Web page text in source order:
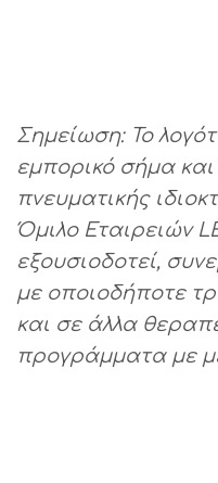
Σημείωση: Το
εμπορικό σήμα
πνευματικής
Όμιλο Εταιρειών
εξουσιοδοτεί,
με οποιοδήποτε
και σε άλλα
προγράμματα με